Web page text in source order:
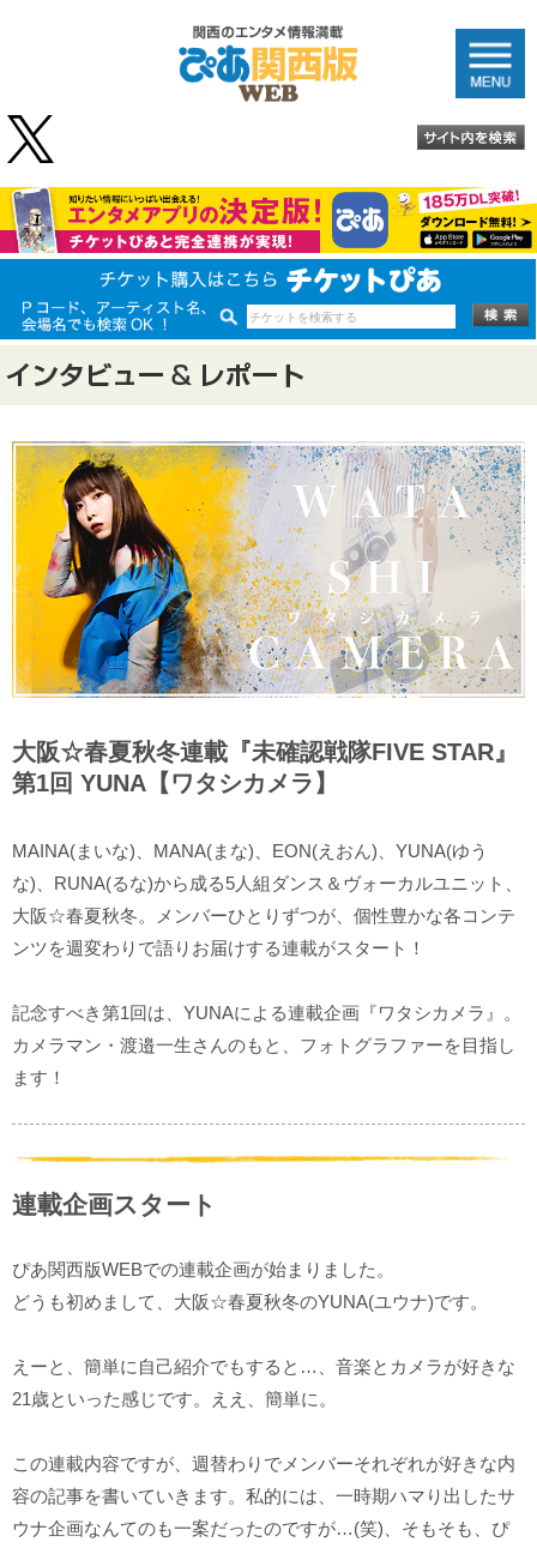
大阪☆春夏秋冬連載『未確認戦隊FIVE STAR』
第1回 YUNA【ワタシカメラ】
MAINA(まいな)、MANA(まな)、EON(えおん)、YUNA(ゆう
な)、RUNA(るな)から成る5人組ダンス＆ヴォーカルユニット、
大阪☆春夏秋冬。メンバーひとりずつが、個性豊かな各コンテ
ンツを週変わりで語りお届けする連載がスタート！
記念すべき第1回は、YUNAによる連載企画『ワタシカメラ』。
カメラマン・渡邉一生さんのもと、フォトグラファーを目指し
ます！
連載企画スタート
ぴあ関西版WEBでの連載企画が始まりました。
どうも初めまして、大阪☆春夏秋冬のYUNA(ユウナ)です。
えーと、簡単に自己紹介でもすると…、音楽とカメラが好きな
21歳といった感じです。ええ、簡単に。
この連載内容ですが、週替わりでメンバーそれぞれが好きな内
容の記事を書いていきます。私的には、一時期ハマり出したサ
ウナ企画なんてのも一案だったのですが…(笑)、そもそも、ぴ